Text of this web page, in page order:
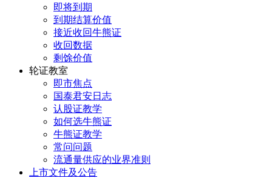
即将到期
到期结算价值
接近收回牛熊证
收回数据
剩馀价值
轮证教室
即市焦点
国泰君安日志
认股证教学
如何选牛熊证
牛熊证教学
常问问题
流通量供应的业界准则
上市文件及公告